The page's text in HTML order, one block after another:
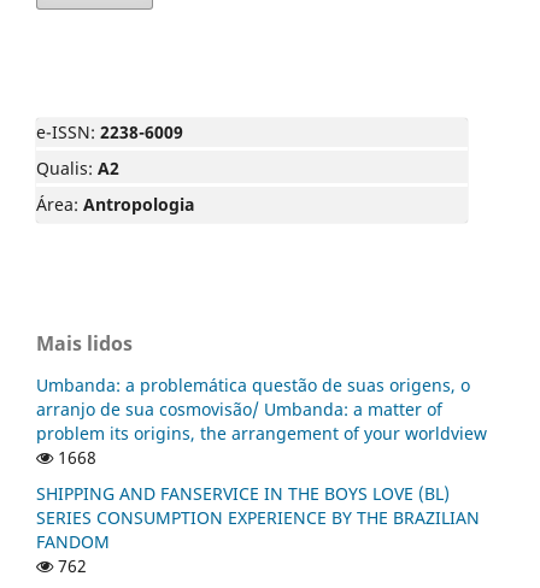
e-ISSN: 2238-6009
Qualis: A2
Área: Antropologia
Mais lidos
Umbanda: a problemática questão de suas origens, o
arranjo de sua cosmovisão/ Umbanda: a matter of
problem its origins, the arrangement of your worldview
1668
SHIPPING AND FANSERVICE IN THE BOYS LOVE (BL)
SERIES CONSUMPTION EXPERIENCE BY THE BRAZILIAN
FANDOM
762